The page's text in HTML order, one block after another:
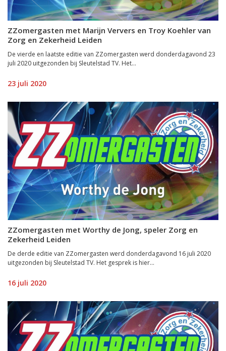
ZZomergasten met Marijn Ververs en Troy Koehler van
Zorg en Zekerheid Leiden
De vierde en laatste editie van ZZomergasten werd donderdagavond 23
juli 2020 uitgezonden bij Sleutelstad TV. Het...
23 juli 2020
ZZomergasten met Worthy de Jong, speler Zorg en
Zekerheid Leiden
De derde editie van ZZomergasten werd donderdagavond 16 juli 2020
uitgezonden bij Sleutelstad TV. Het gesprek is hier...
16 juli 2020